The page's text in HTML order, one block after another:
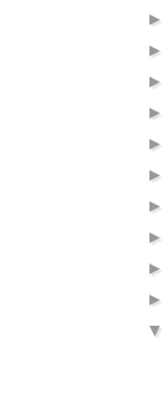
►
►
►
►
►
►
►
►
►
►
▼